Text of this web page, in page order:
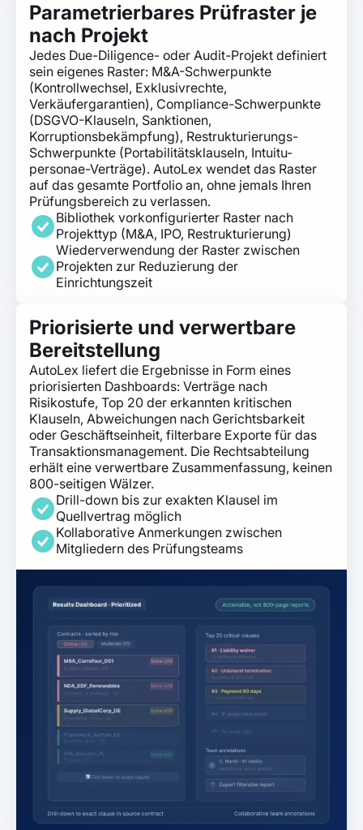
Parametrierbares Prüfraster je
nach Projekt
Jedes Due-Diligence- oder Audit-Projekt definiert
sein eigenes Raster: M&A-Schwerpunkte
(Kontrollwechsel, Exklusivrechte,
Verkäufergarantien), Compliance-Schwerpunkte
(DSGVO-Klauseln, Sanktionen,
Korruptionsbekämpfung), Restrukturierungs-
Schwerpunkte (Portabilitätsklauseln, Intuitu-
personae-Verträge). AutoLex wendet das Raster
auf das gesamte Portfolio an, ohne jemals Ihren
Prüfungsbereich zu verlassen.
Bibliothek vorkonfigurierter Raster nach
Projekttyp (M&A, IPO, Restrukturierung)
Wiederverwendung der Raster zwischen
Projekten zur Reduzierung der
Einrichtungszeit
Priorisierte und verwertbare
Bereitstellung
AutoLex liefert die Ergebnisse in Form eines
priorisierten Dashboards: Verträge nach
Risikostufe, Top 20 der erkannten kritischen
Klauseln, Abweichungen nach Gerichtsbarkeit
oder Geschäftseinheit, filterbare Exporte für das
Transaktionsmanagement. Die Rechtsabteilung
erhält eine verwertbare Zusammenfassung, keinen
800-seitigen Wälzer.
Drill-down bis zur exakten Klausel im
Quellvertrag möglich
Kollaborative Anmerkungen zwischen
Mitgliedern des Prüfungsteams